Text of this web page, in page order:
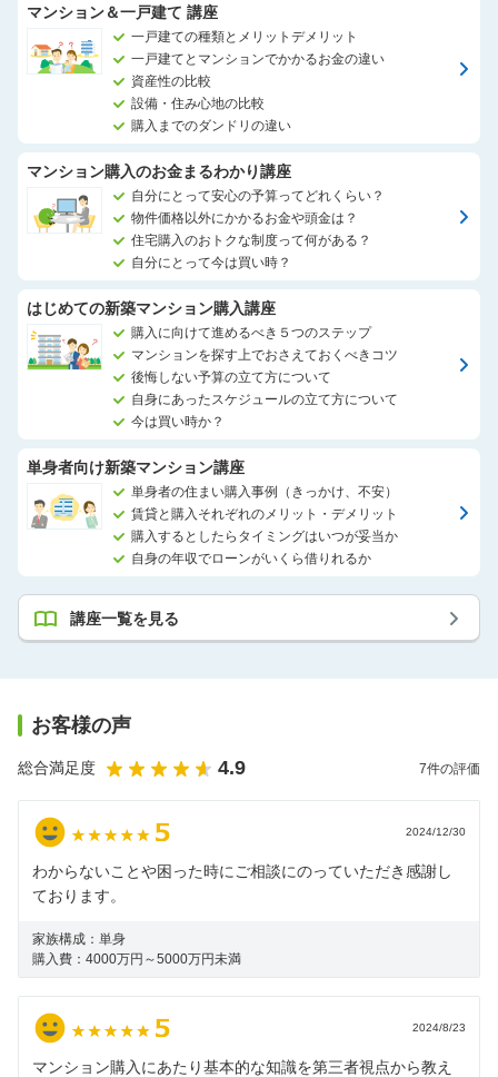
マンション＆一戸建て 講座
一戸建ての種類とメリットデメリット
一戸建てとマンションでかかるお金の違い
資産性の比較
設備・住み心地の比較
購入までのダンドリの違い
マンション購入のお金まるわかり講座
自分にとって安心の予算ってどれくらい？
物件価格以外にかかるお金や頭金は？
住宅購入のおトクな制度って何がある？
自分にとって今は買い時？
はじめての新築マンション購入講座
購入に向けて進めるべき５つのステップ
マンションを探す上でおさえておくべきコツ
後悔しない予算の立て方について
自身にあったスケジュールの立て方について
今は買い時か？
単身者向け新築マンション講座
単身者の住まい購入事例（きっかけ、不安）
賃貸と購入それぞれのメリット・デメリット
購入するとしたらタイミングはいつが妥当か
自身の年収でローンがいくら借りれるか
講座一覧を見る
お客様の声
総合満足度 4.9 7件の評価
2024/12/30
わからないことや困った時にご相談にのっていただき感謝し
ております。
家族構成： 単身
購入費： 4000万円～5000万円未満
2024/8/23
マンション購入にあたり基本的な知識を第三者視点から教え